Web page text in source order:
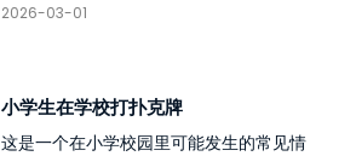
2026-03-01
小学生在学校打扑克牌
这是一个在小学校园里可能发生的常见情